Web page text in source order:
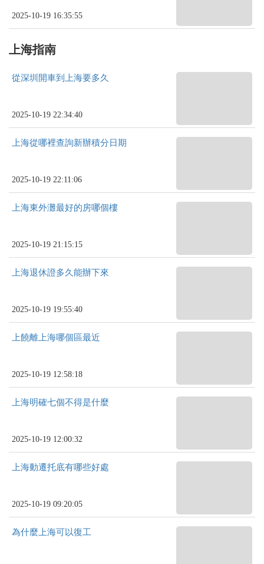
2025-10-19 16:35:55
上海指南
從深圳開車到上海要多久
2025-10-19 22:34:40
上海從哪裡查詢新辦積分日期
2025-10-19 22:11:06
上海東外灘最好的房哪個樓
2025-10-19 21:15:15
上海退休證多久能辦下來
2025-10-19 19:55:40
上饒離上海哪個區最近
2025-10-19 12:58:18
上海明確七個不得是什麼
2025-10-19 12:00:32
上海動遷托底有哪些好處
2025-10-19 09:20:05
為什麼上海可以復工